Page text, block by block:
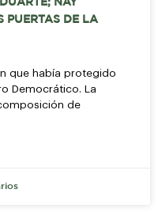
NAY
PUERTAS DE LA
que había protegido
Democrático. La
de